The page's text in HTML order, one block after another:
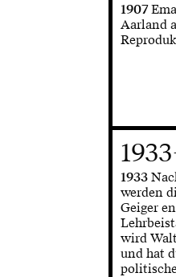
1907
Aarland
1933
werden
Geiger
wird
und hat